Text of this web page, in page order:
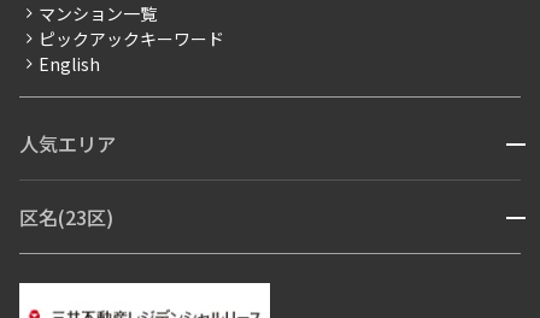
フリーレント
ペット可
ブランドマンション
マンション一覧
ピックアックキーワード
English
人気エリア 開閉
青山・表参道・原宿
区名(23区) 開閉